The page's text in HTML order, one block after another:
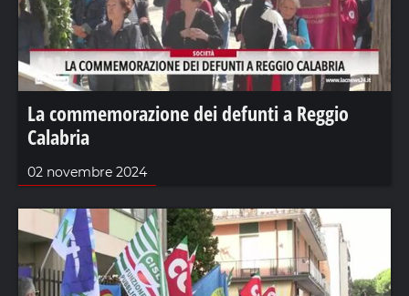
La commemorazione dei defunti a Reggio
Calabria
02 novembre 2024